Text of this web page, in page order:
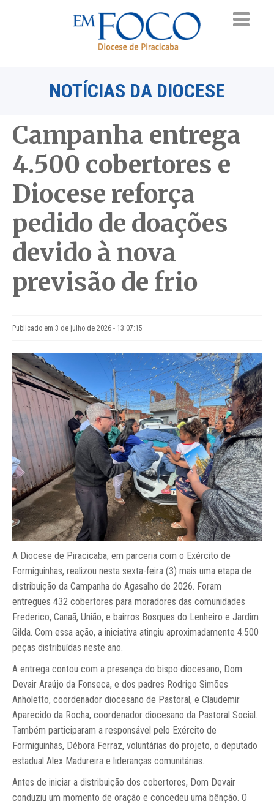
NOTÍCIAS DA DIOCESE
Campanha entrega
4.500 cobertores e
Diocese reforça
pedido de doações
devido à nova
previsão de frio
Publicado em 3 de julho de 2026 - 13:07:15
A Diocese de Piracicaba, em parceria com o Exército de
Formiguinhas, realizou nesta sexta-feira (3) mais uma etapa de
distribuição da Campanha do Agasalho de 2026. Foram
entregues 432 cobertores para moradores das comunidades
Frederico, Canaã, União, e bairros Bosques do Lenheiro e Jardim
Gilda. Com essa ação, a iniciativa atingiu aproximadamente 4.500
peças distribuídas neste ano.
A entrega contou com a presença do bispo diocesano, Dom
Devair Araújo da Fonseca, e dos padres Rodrigo Simões
Anholetto, coordenador diocesano de Pastoral, e Claudemir
Aparecido da Rocha, coordenador diocesano da Pastoral Social.
Também participaram a responsável pelo Exército de
Formiguinhas, Débora Ferraz, voluntárias do projeto, o deputado
estadual Alex Madureira e lideranças comunitárias.
Antes de iniciar a distribuição dos cobertores, Dom Devair
conduziu um momento de oração e concedeu uma bênção. O